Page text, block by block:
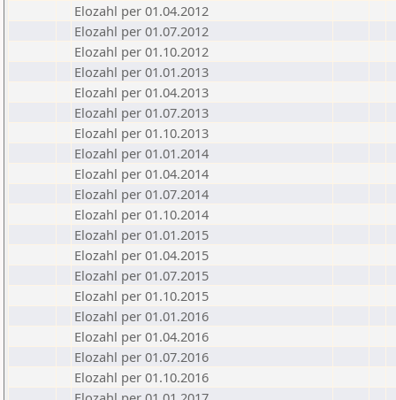
Elozahl per 01.04.2012
Elozahl per 01.07.2012
Elozahl per 01.10.2012
Elozahl per 01.01.2013
Elozahl per 01.04.2013
Elozahl per 01.07.2013
Elozahl per 01.10.2013
Elozahl per 01.01.2014
Elozahl per 01.04.2014
Elozahl per 01.07.2014
Elozahl per 01.10.2014
Elozahl per 01.01.2015
Elozahl per 01.04.2015
Elozahl per 01.07.2015
Elozahl per 01.10.2015
Elozahl per 01.01.2016
Elozahl per 01.04.2016
Elozahl per 01.07.2016
Elozahl per 01.10.2016